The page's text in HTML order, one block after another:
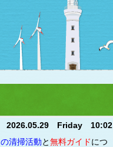
2026.05.29 Friday 10:02
清掃活動と無料ガイドにつ